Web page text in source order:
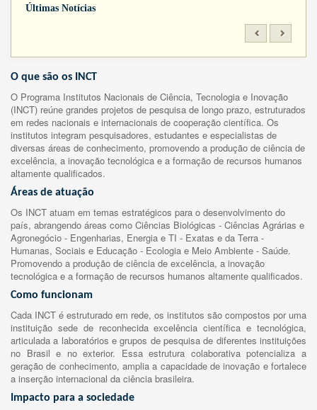
Últimas Notícias
O que são os INCT
O Programa Institutos Nacionais de Ciência, Tecnologia e Inovação
(INCT) reúne grandes projetos de pesquisa de longo prazo, estruturados
em redes nacionais e internacionais de cooperação científica. Os
institutos integram pesquisadores, estudantes e especialistas de
diversas áreas de conhecimento, promovendo a produção de ciência de
excelência, a inovação tecnológica e a formação de recursos humanos
altamente qualificados.
Áreas de atuação
Os INCT atuam em temas estratégicos para o desenvolvimento do
país, abrangendo áreas como Ciências Biológicas - Ciências Agrárias e
Agronegócio - Engenharias, Energia e TI - Exatas e da Terra -
Humanas, Sociais e Educação - Ecologia e Meio Ambiente - Saúde.
Promovendo a produção de ciência de excelência, a inovação
tecnológica e a formação de recursos humanos altamente qualificados.
Como funcionam
Cada INCT é estruturado em rede, os institutos são compostos por uma
instituição sede de reconhecida excelência científica e tecnológica,
articulada a laboratórios e grupos de pesquisa de diferentes instituições
no Brasil e no exterior. Essa estrutura colaborativa potencializa a
geração de conhecimento, amplia a capacidade de inovação e fortalece
a inserção internacional da ciência brasileira.
Impacto para a sociedade